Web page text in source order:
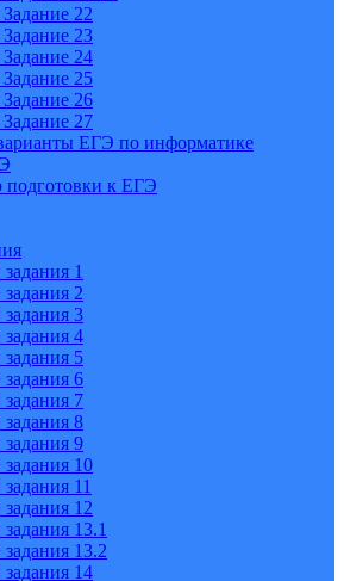
22
23
24
25
26
27
ЕГЭ по информатике
подготовки к ЕГЭ
1
2
3
4
5
6
7
8
9
10
11
12
13.1
13.2
14